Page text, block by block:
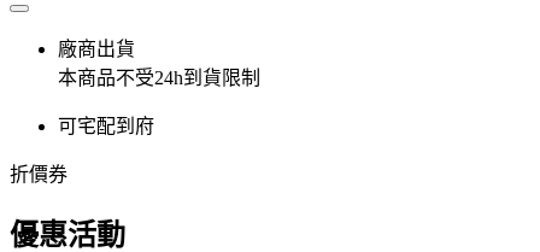
廠商出貨
本商品不受24h到貨限制
可宅配到府
折價券
優惠活動